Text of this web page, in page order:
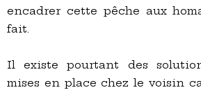
encadrer cette pêche aux
fait.
Il existe pourtant des
mises en place chez le voisin